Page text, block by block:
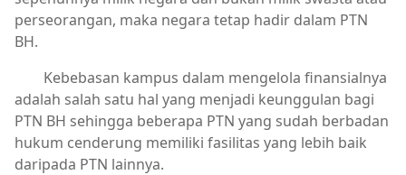
perseorangan, maka negara tetap hadir dalam PTN
BH.
Kebebasan kampus dalam mengelola finansialnya
adalah salah satu hal yang menjadi keunggulan bagi
PTN BH sehingga beberapa PTN yang sudah berbadan
hukum cenderung memiliki fasilitas yang lebih baik
daripada PTN lainnya.